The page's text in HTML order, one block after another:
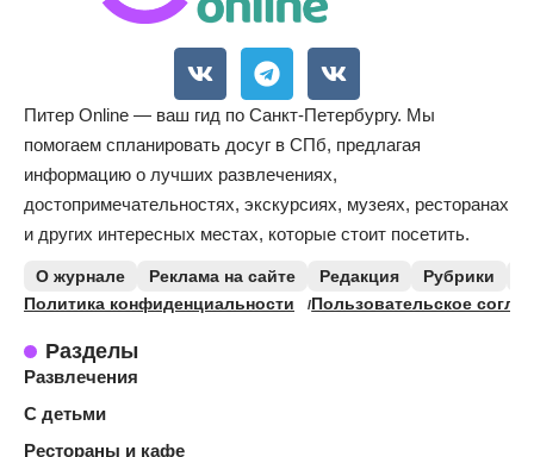
Питер Online — ваш гид по Санкт-Петербургу. Мы
помогаем спланировать досуг в СПб, предлагая
информацию о лучших развлечениях,
достопримечательностях, экскурсиях, музеях, ресторанах
и других интересных местах, которые стоит посетить.
О журнале Реклама на сайте Редакция Рубрики
Политика конфиденциальности
Пользовательское
Разделы
Развлечения
С детьми
Рестораны и кафе